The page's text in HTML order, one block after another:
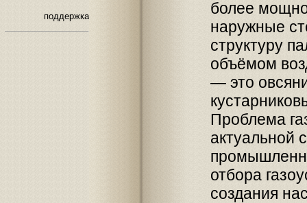
поддержка
более
наружные
структуру
объёмом
— это
Проблема
актуальной
отбора
создания